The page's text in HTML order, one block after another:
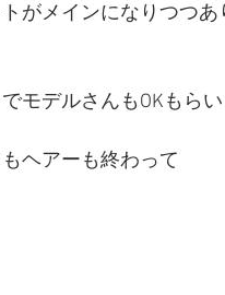
がメインになりつつあ
モデルさんもOKもらい
ヘアーも終わって